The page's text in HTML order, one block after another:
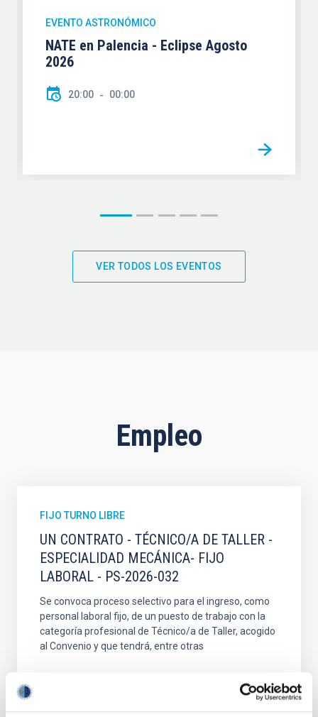
EVENTO ASTRONÓMICO
NATE en Palencia - Eclipse Agosto
2026
20:00 00:00
VER TODOS LOS EVENTOS
Empleo
FIJO TURNO LIBRE
UN CONTRATO - TÉCNICO/A DE TALLER -
ESPECIALIDAD MECÁNICA- FIJO
LABORAL - PS-2026-032
Se convoca proceso selectivo para el ingreso, como
personal laboral fijo, de un puesto de trabajo con la
categoría profesional de Técnico/a de Taller, acogido
al Convenio y que tendrá, entre otras